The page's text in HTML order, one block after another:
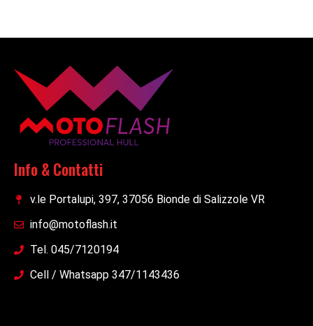
Info & Contatti
v.le Portalupi, 397, 37056 Bionde di Salizzole VR
info@motoflash.it
Tel. 045/7120194
Cell / Whatsapp 347/1143436